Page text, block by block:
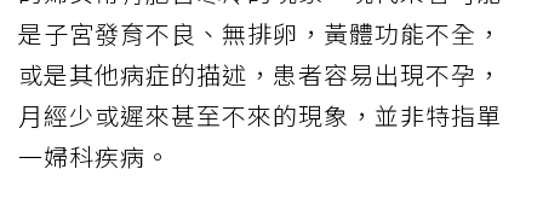
是子宮發育不良、無排卵，黃體功能不全，
或是其他病症的描述，患者容易出現不孕，
月經少或遲來甚至不來的現象，並非特指單
一婦科疾病。